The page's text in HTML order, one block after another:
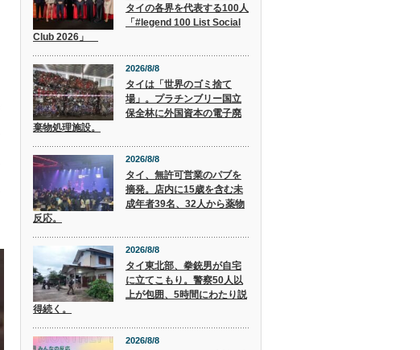
タイの各界を代表する100人
「#legend 100 List Social
Club 2026」
2026/8/8
タイは「世界のゴミ捨て
場」。プラチンブリー国立
保全林に外国資本の電子廃
棄物処理施設。
2026/8/8
タイ、無許可営業のパブを
摘発。店内に15歳を含む未
成年者39名、32人から薬物
反応。
2026/8/8
タイ東北部、拳銃男が自宅
に立てこもり。警察50人以
上が包囲、5時間にわたり説
得続く。
2026/8/8